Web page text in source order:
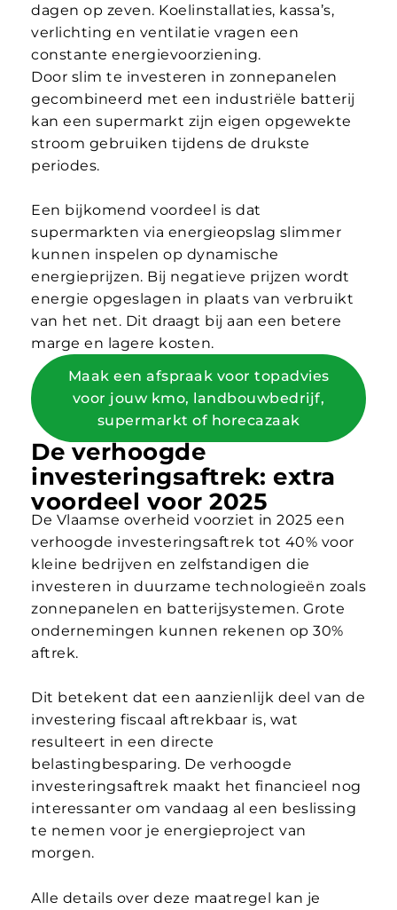
dagen op zeven. Koelinstallaties, kassa’s,
verlichting en ventilatie vragen een
constante energievoorziening.
Door slim te investeren in zonnepanelen
gecombineerd met een industriële batterij
kan een supermarkt zijn eigen opgewekte
stroom gebruiken tijdens de drukste
periodes.
Een bijkomend voordeel is dat
supermarkten via energieopslag slimmer
kunnen inspelen op dynamische
energieprijzen. Bij negatieve prijzen wordt
energie opgeslagen in plaats van verbruikt
van het net. Dit draagt bij aan een betere
marge en lagere kosten.
Maak een afspraak voor topadvies
voor jouw kmo, landbouwbedrijf,
supermarkt of horecazaak
De verhoogde
investeringsaftrek: extra
voordeel voor 2025
De Vlaamse overheid voorziet in 2025 een
verhoogde investeringsaftrek tot 40% voor
kleine bedrijven en zelfstandigen die
investeren in duurzame technologieën zoals
zonnepanelen en batterijsystemen. Grote
ondernemingen kunnen rekenen op 30%
aftrek.
Dit betekent dat een aanzienlijk deel van de
investering fiscaal aftrekbaar is, wat
resulteert in een directe
belastingbesparing. De verhoogde
investeringsaftrek maakt het financieel nog
interessanter om vandaag al een beslissing
te nemen voor je energieproject van
morgen.
Alle details over deze maatregel kan je